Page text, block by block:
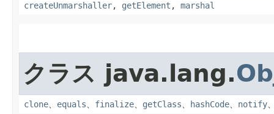
createUnmarshaller, getElement , marshal
クラス java.lang.
clone、 equals、 finalize、 getClass、 hashCode、 notify